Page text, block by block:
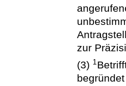
zur
(3) 1